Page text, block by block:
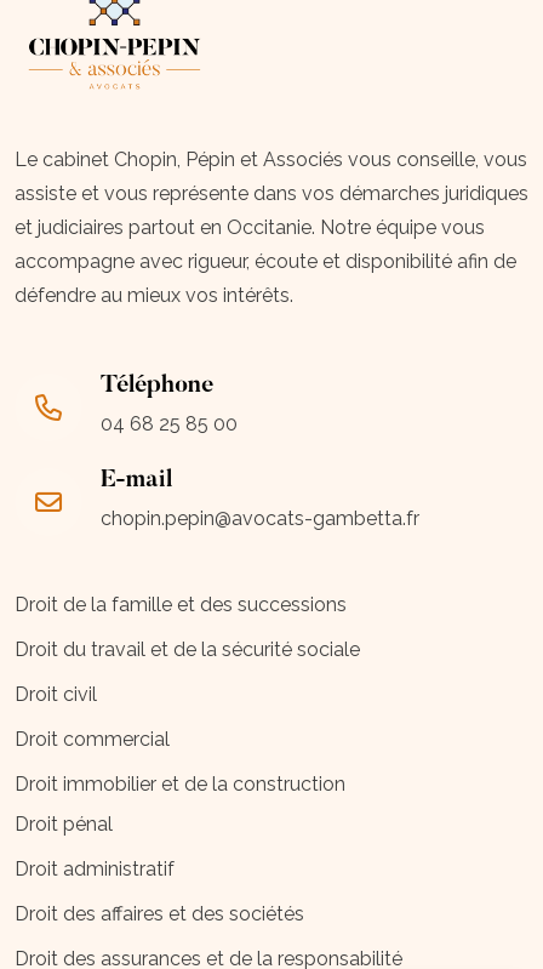
Le cabinet Chopin, Pépin et Associés vous conseille, vous
assiste et vous représente dans vos démarches juridiques
et judiciaires partout en Occitanie. Notre équipe vous
accompagne avec rigueur, écoute et disponibilité afin de
défendre au mieux vos intérêts.
Droit de la famille et des successions
Droit du travail et de la sécurité sociale
Droit civil
Droit commercial
Droit immobilier et de la construction
Droit pénal
Droit administratif
Droit des affaires et des sociétés
Droit des assurances et de la responsabilité
Téléphone
04 68 25 85 00
E-mail
chopin.pepin@avocats-gambetta.fr